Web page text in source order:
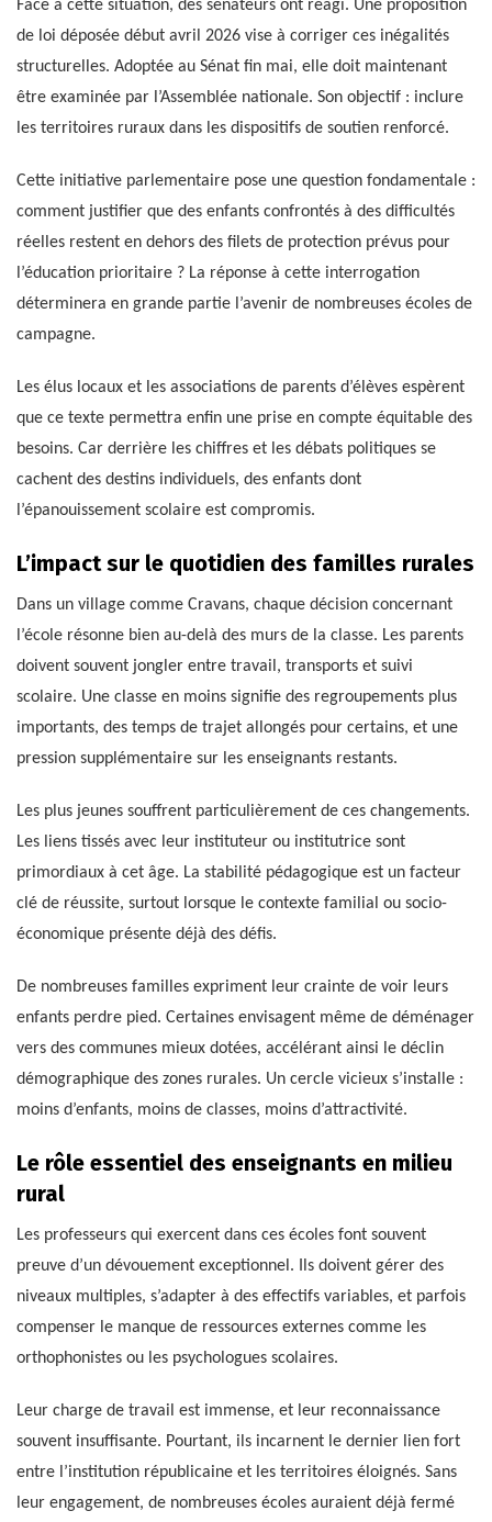
Face à cette situation, des sénateurs ont réagi. Une proposition
de loi déposée début avril 2026 vise à corriger ces inégalités
structurelles. Adoptée au Sénat fin mai, elle doit maintenant
être examinée par l’Assemblée nationale. Son objectif : inclure
les territoires ruraux dans les dispositifs de soutien renforcé.
Cette initiative parlementaire pose une question fondamentale :
comment justifier que des enfants confrontés à des difficultés
réelles restent en dehors des filets de protection prévus pour
l’éducation prioritaire ? La réponse à cette interrogation
déterminera en grande partie l’avenir de nombreuses écoles de
campagne.
Les élus locaux et les associations de parents d’élèves espèrent
que ce texte permettra enfin une prise en compte équitable des
besoins. Car derrière les chiffres et les débats politiques se
cachent des destins individuels, des enfants dont
l’épanouissement scolaire est compromis.
L’impact sur le quotidien des familles rurales
Dans un village comme Cravans, chaque décision concernant
l’école résonne bien au-delà des murs de la classe. Les parents
doivent souvent jongler entre travail, transports et suivi
scolaire. Une classe en moins signifie des regroupements plus
importants, des temps de trajet allongés pour certains, et une
pression supplémentaire sur les enseignants restants.
Les plus jeunes souffrent particulièrement de ces changements.
Les liens tissés avec leur instituteur ou institutrice sont
primordiaux à cet âge. La stabilité pédagogique est un facteur
clé de réussite, surtout lorsque le contexte familial ou socio-
économique présente déjà des défis.
De nombreuses familles expriment leur crainte de voir leurs
enfants perdre pied. Certaines envisagent même de déménager
vers des communes mieux dotées, accélérant ainsi le déclin
démographique des zones rurales. Un cercle vicieux s’installe :
moins d’enfants, moins de classes, moins d’attractivité.
Le rôle essentiel des enseignants en milieu
rural
Les professeurs qui exercent dans ces écoles font souvent
preuve d’un dévouement exceptionnel. Ils doivent gérer des
niveaux multiples, s’adapter à des effectifs variables, et parfois
compenser le manque de ressources externes comme les
orthophonistes ou les psychologues scolaires.
Leur charge de travail est immense, et leur reconnaissance
souvent insuffisante. Pourtant, ils incarnent le dernier lien fort
entre l’institution républicaine et les territoires éloignés. Sans
leur engagement, de nombreuses écoles auraient déjà fermé